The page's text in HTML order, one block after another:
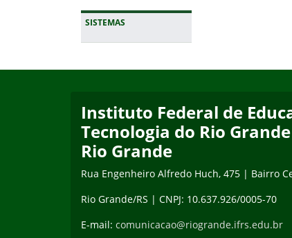
SISTEMAS
Instituto Federal de
Tecnologia do Rio
Rio Grande
Rua Engenheiro Alfredo Huch, 475 | Bairro
Rio Grande/RS | CNPJ: 10.637.926/0005-70
E-mail: comunicacao@riogrande.ifrs.edu.br